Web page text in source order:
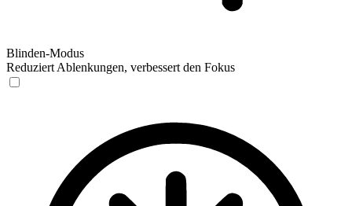
Blinden-Modus
Reduziert Ablenkungen, verbessert den Fokus